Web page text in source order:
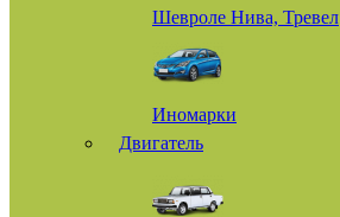
Шевроле Нива, Тревел
Иномарки
Двигатель